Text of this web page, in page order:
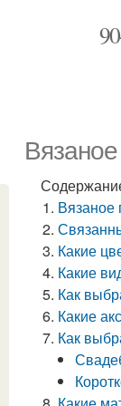
Вязаное
Какие
Какие
Как
Какие
Как